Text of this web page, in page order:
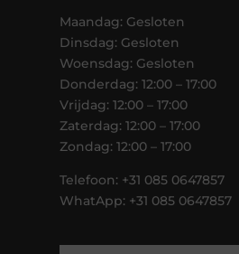
Maandag: Gesloten
Dinsdag: Gesloten
Woensdag: Gesloten
Donderdag: 12:00 – 17:00
Vrijdag: 12:00 – 17:00
Zaterdag: 12:00 – 17:00
Zondag: 12:00 – 17:00
Telefoon: +31 085 0647857
WhatApp: +31 085 0647857